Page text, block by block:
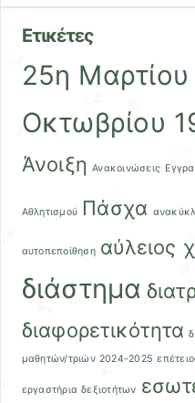
Ετικέτες
25η Μαρτίου
Οκτωβρίου
Άνοιξη Ανακοινώσεις
Αθλητισμού Πάσχα
αυτοπεποίθηση αύλειος
διάστημα
διαφορετικότητα
μαθητών/τριών 2024-2025
εργαστήρια δεξιοτήτων